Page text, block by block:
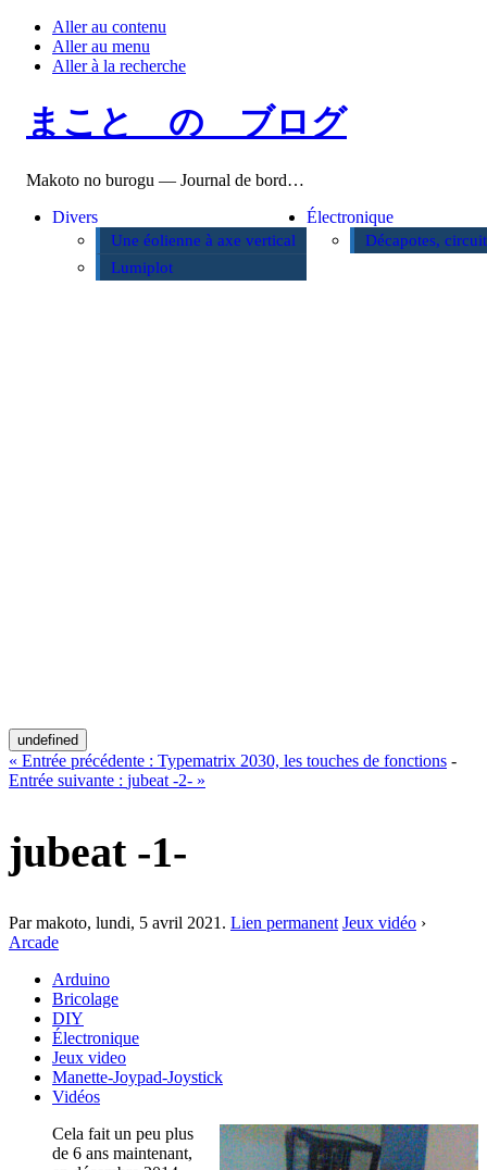
Aller au contenu
Aller au menu
Aller à la recherche
まこと の ブログ
Makoto no burogu — Journal de bord…
Divers
Une éolienne à axe vertical
Lumiplot
Électronique
Décapotes,
undefined
« Entrée précédente : Typematrix 2030, les touches de fonctions -
Entrée suivante : jubeat -2- »
jubeat -1-
Par makoto, lundi, 5 avril 2021 . Lien permanent Jeux vidéo ›
Arcade
Arduino
Bricolage
DIY
Électronique
Jeux video
Manette-Joypad-Joystick
Vidéos
Cela fait un peu plus
de 6 ans maintenant,